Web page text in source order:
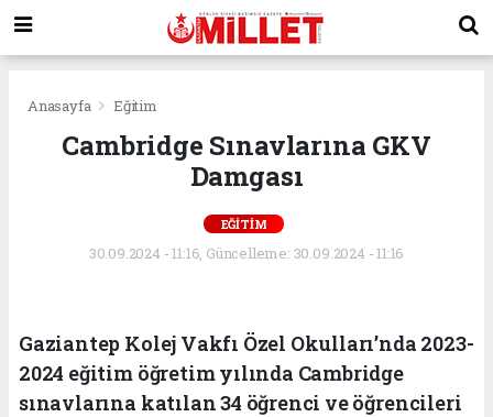
Anasayfa Eğitim
Cambridge Sınavlarına GKV
Damgası
EĞITIM
30.09.2024 - 11:16, Güncelleme: 30.09.2024 - 11:16
Gaziantep Kolej Vakfı Özel Okulları’nda 2023-
2024 eğitim öğretim yılında Cambridge
sınavlarına katılan 34 öğrenci ve öğrencileri